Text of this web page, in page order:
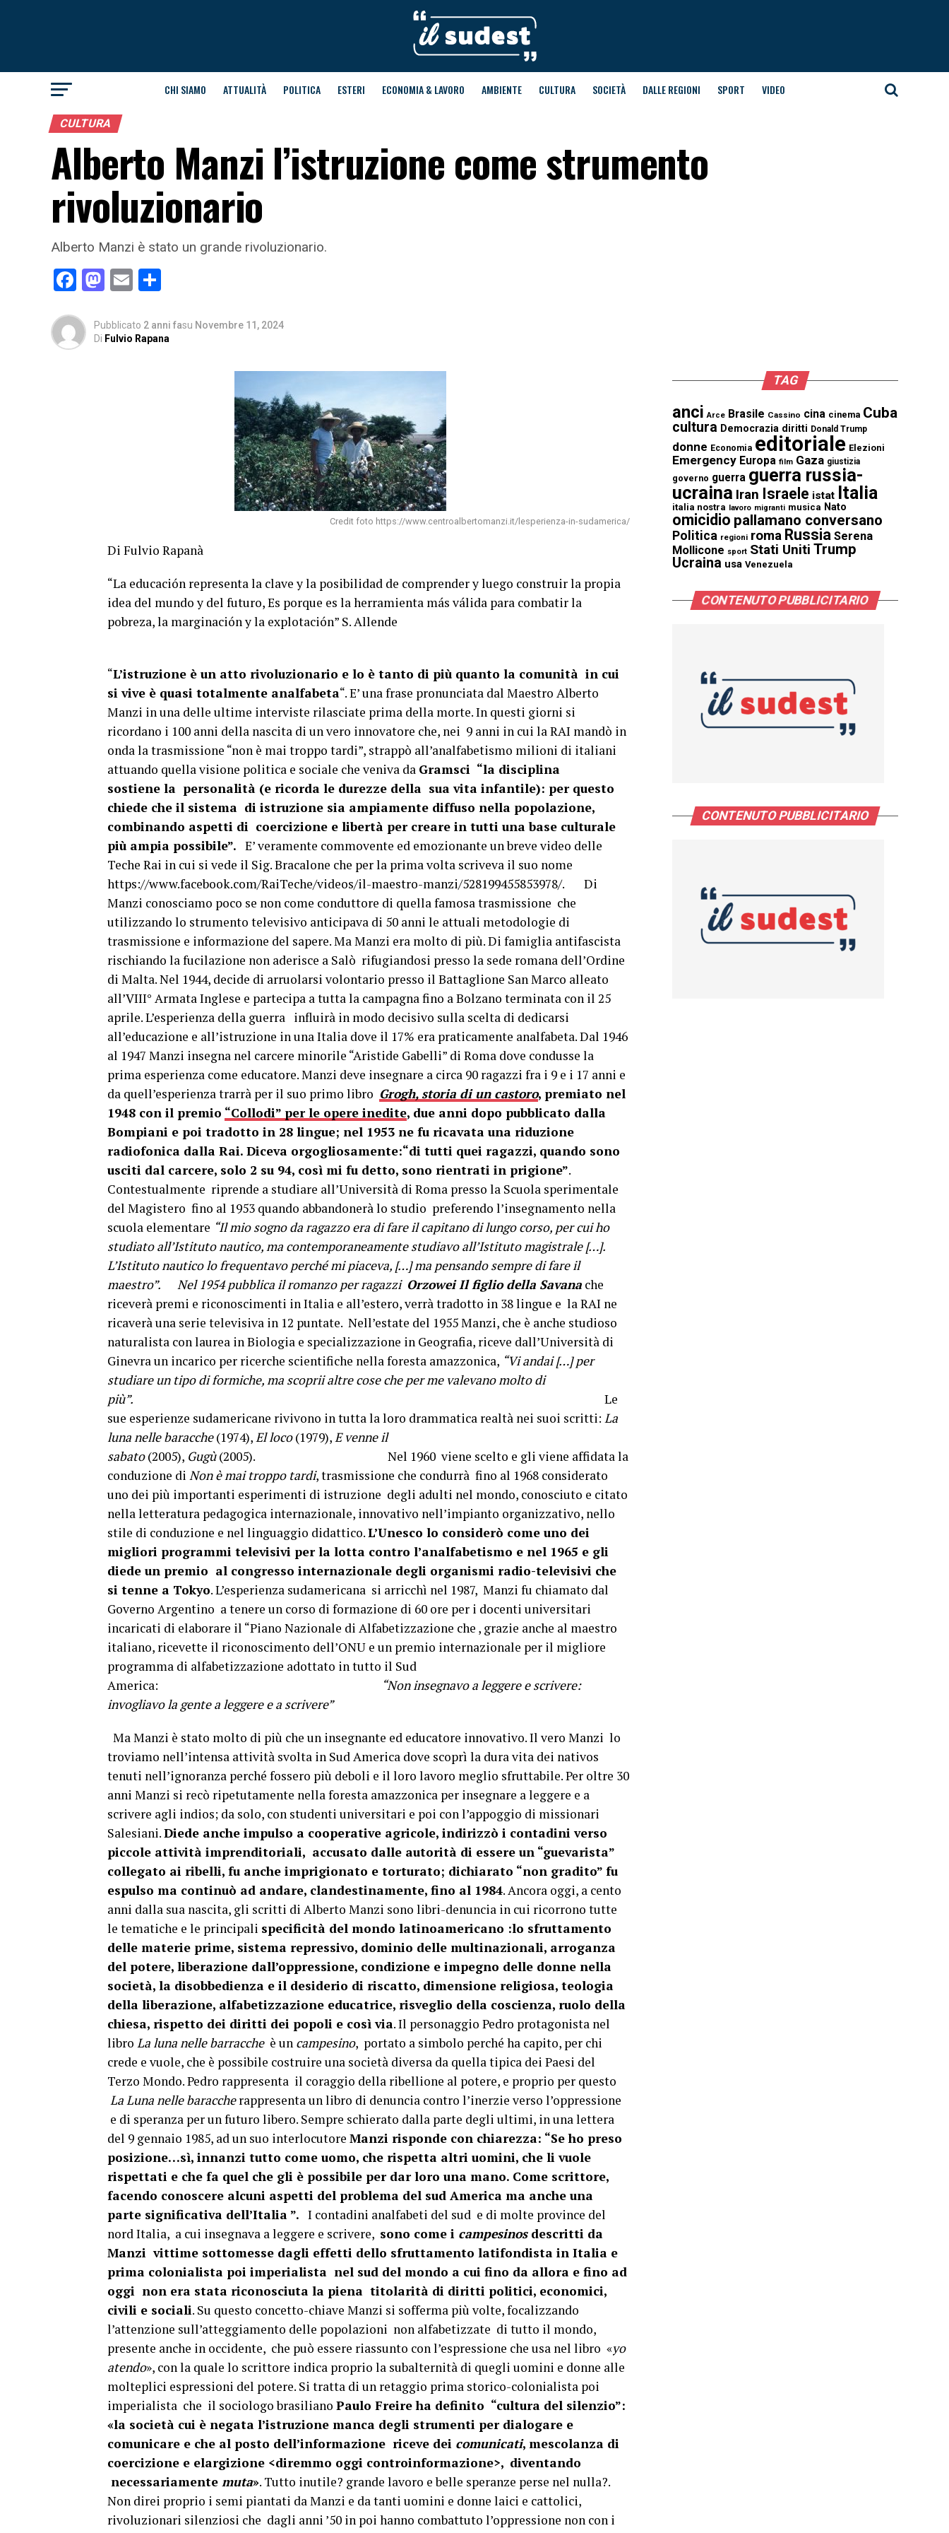
CHI SIAMO ATTUALITÀ POLITICA ESTERI ECONOMIA & LAVORO AMBIENTE CULTURA SOCIETÀ DALLE REGIONI SPORT VIDEO
CULTURA
Alberto Manzi l’istruzione come strumento
rivoluzionario
Alberto Manzi è stato un grande rivoluzionario.
Facebook
Mastodon
Email
Pubblicato 2 anni fasu Novembre 11, 2024
Di Fulvio Rapana
Credit foto https://www.centroalbertomanzi.it/lesperienza-in-sudamerica/
Di Fulvio Rapanà
“La educación representa la clave y la posibilidad de comprender y luego construir la propia
idea del mundo y del futuro, Es porque es la herramienta más válida para combatir la
pobreza, la marginación y la explotación” S. Allende
“L’istruzione è un atto rivoluzionario e lo è tanto di più quanto la comunità in cui
si vive è quasi totalmente analfabeta“. E’ una frase pronunciata dal Maestro Alberto
Manzi in una delle ultime interviste rilasciate prima della morte. In questi giorni si
ricordano i 100 anni della nascita di un vero innovatore che, nei 9 anni in cui la RAI mandò in
onda la trasmissione “non è mai troppo tardi”, strappò all’analfabetismo milioni di italiani
attuando quella visione politica e sociale che veniva da Gramsci “la disciplina
sostiene la personalità (e ricorda le durezze della sua vita infantile): per questo
chiede che il sistema di istruzione sia ampiamente diffuso nella popolazione,
combinando aspetti di coercizione e libertà per creare in tutti una base culturale
più ampia possibile”. E’ veramente commovente ed emozionante un breve video delle
Teche Rai in cui si vede il Sig. Bracalone che per la prima volta scriveva il suo nome
https://www.facebook.com/RaiTeche/videos/il-maestro-manzi/528199455853978/. Di
Manzi conosciamo poco se non come conduttore di quella famosa trasmissione che
utilizzando lo strumento televisivo anticipava di 50 anni le attuali metodologie di
trasmissione e informazione del sapere. Ma Manzi era molto di più. Di famiglia antifascista
rischiando la fucilazione non aderisce a Salò rifugiandosi presso la sede romana dell’Ordine
di Malta. Nel 1944, decide di arruolarsi volontario presso il Battaglione San Marco alleato
all’VIII° Armata Inglese e partecipa a tutta la campagna fino a Bolzano terminata con il 25
aprile. L’esperienza della guerra influirà in modo decisivo sulla scelta di dedicarsi
all’educazione e all’istruzione in una Italia dove il 17% era praticamente analfabeta. Dal 1946
al 1947 Manzi insegna nel carcere minorile “Aristide Gabelli” di Roma dove condusse la
prima esperienza come educatore. Manzi deve insegnare a circa 90 ragazzi fra i 9 e i 17 anni e
da quell’esperienza trarrà per il suo primo libro Grogh, storia di un castoro, premiato nel
1948 con il premio “Collodi” per le opere inedite, due anni dopo pubblicato dalla
Bompiani e poi tradotto in 28 lingue; nel 1953 ne fu ricavata una riduzione
radiofonica dalla Rai. Diceva orgogliosamente:“di tutti quei ragazzi, quando sono
usciti dal carcere, solo 2 su 94, così mi fu detto, sono rientrati in prigione”.
Contestualmente riprende a studiare all’Università di Roma presso la Scuola sperimentale
del Magistero fino al 1953 quando abbandonerà lo studio preferendo l’insegnamento nella
scuola elementare “Il mio sogno da ragazzo era di fare il capitano di lungo corso, per cui ho
studiato all’Istituto nautico, ma contemporaneamente studiavo all’Istituto magistrale […].
L’Istituto nautico lo frequentavo perché mi piaceva, […] ma pensando sempre di fare il
maestro”. Nel 1954 pubblica il romanzo per ragazzi Orzowei Il figlio della Savana che
riceverà premi e riconoscimenti in Italia e all’estero, verrà tradotto in 38 lingue e la RAI ne
ricaverà una serie televisiva in 12 puntate. Nell’estate del 1955 Manzi, che è anche studioso
naturalista con laurea in Biologia e specializzazione in Geografia, riceve dall’Università di
Ginevra un incarico per ricerche scientifiche nella foresta amazzonica, “Vi andai […] per
studiare un tipo di formiche, ma scoprii altre cose che per me valevano molto di
più”. Le
sue esperienze sudamericane rivivono in tutta la loro drammatica realtà nei suoi scritti: La
luna nelle baracche(1974),El loco(1979),E venne il
sabato(2005), Gugù(2005). Nel 1960 viene scelto e gli viene affidata la
conduzione di Non è mai troppo tardi, trasmissione che condurrà fino al 1968 considerato
uno dei più importanti esperimenti di istruzione degli adulti nel mondo, conosciuto e citato
nella letteratura pedagogica internazionale, innovativo nell’impianto organizzativo, nello
stile di conduzione e nel linguaggio didattico.L’Unesco lo considerò come uno dei
migliori programmi televisivi per la lotta contro l’analfabetismo e nel 1965 e gli
diede un premio al congresso internazionale degli organismi radio-televisivi che
si tenne a Tokyo. L’esperienza sudamericana si arricchì nel 1987, Manzi fu chiamato dal
Governo Argentino a tenere un corso di formazione di 60 ore per i docenti universitari
incaricati di elaborare il “Piano Nazionale di Alfabetizzazione che , grazie anche al maestro
italiano, ricevette il riconoscimento dell’ONU e un premio internazionale per il migliore
programma di alfabetizzazione adottato in tutto il Sud
America:
“Non insegnavo a leggere e scrivere:
invogliavo la gente a leggere e a scrivere”
Ma Manzi è stato molto di più che un insegnante ed educatore innovativo. Il vero Manzi lo
troviamo nell’intensa attività svolta in Sud America dove scoprì la dura vita dei nativos
tenuti nell’ignoranza perché fossero più deboli e il loro lavoro meglio sfruttabile. Per oltre 30
anni Manzi si recò ripetutamente nella foresta amazzonica per insegnare a leggere e a
scrivere agli indios; da solo, con studenti universitari e poi con l’appoggio di missionari
Salesiani.Diede anche impulso a cooperative agricole, indirizzò i contadini verso
piccole attività imprenditoriali, accusato dalle autorità di essere un “guevarista”
collegato ai ribelli, fu anche imprigionato e torturato; dichiarato “non gradito” fu
espulso ma continuò ad andare, clandestinamente, fino al 1984. Ancora oggi, a cento
anni dalla sua nascita, gli scritti di Alberto Manzi sono libri-denuncia in cui ricorrono tutte
le tematiche e le principali specificità del mondo latinoamericano :lo sfruttamento
delle materie prime, sistema repressivo, dominio delle multinazionali, arroganza
del potere, liberazione dall’oppressione, condizione e impegno delle donne nella
società, la disobbedienza e il desiderio di riscatto, dimensione religiosa, teologia
della liberazione, alfabetizzazione educatrice, risveglio della coscienza, ruolo della
chiesa, rispetto dei diritti dei popoli e così via. Il personaggio Pedro protagonista nel
libro La luna nelle barraccheè un campesino, portato a simbolo perché ha capito, per chi
crede e vuole, che è possibile costruire una società diversa da quella tipica dei Paesi del
Terzo Mondo. Pedro rappresenta il coraggio della ribellione al potere, e proprio per questo
La Luna nelle baraccherappresenta un libro di denuncia contro l’inerzie verso l’oppressione
e di speranza per un futuro libero. Sempre schierato dalla parte degli ultimi, in una lettera
del 9 gennaio 1985, ad un suo interlocutore Manzi risponde con chiarezza: “Se ho preso
posizione…sì, innanzi tutto come uomo, che rispetta altri uomini, che li vuole
rispettati e che fa quel che gli è possibile per dar loro una mano. Come scrittore,
facendo conoscere alcuni aspetti del problema del sud America ma anche una
parte significativa dell’Italia ”. I contadini analfabeti del sud e di molte province del
nord Italia, a cui insegnava a leggere e scrivere, sono come i campesinosdescritti da
Manzi vittime sottomesse dagli effetti dello sfruttamento latifondista in Italia e
prima colonialista poi imperialista nel sud del mondo a cui fino da allora e fino ad
oggi non era stata riconosciuta la piena titolarità di diritti politici, economici,
civili e sociali. Su questo concetto-chiave Manzi si sofferma più volte, focalizzando
l’attenzione sull’atteggiamento delle popolazioni non alfabetizzate di tutto il mondo,
presente anche in occidente, che può essere riassunto con l’espressione che usa nel libro «yo
atendo», con la quale lo scrittore indica proprio la subalternità di quegli uomini e donne alle
molteplici espressioni del potere. Si tratta di un retaggio prima storico-colonialista poi
imperialista che il sociologo brasiliano Paulo Freire ha definito “cultura del silenzio”:
«la società cui è negata l’istruzione manca degli strumenti per dialogare e
comunicare e che al posto dell’informazione riceve dei comunicati, mescolanza di
coercizione e elargizione <diremmo oggi controinformazione>, diventando
necessariamente muta». Tutto inutile? grande lavoro e belle speranze perse nel nulla?.
Non direi proprio i semi piantati da Manzi e da tanti uomini e donne laici e cattolici,
rivoluzionari silenziosi che dagli anni ’50 in poi hanno combattuto l’oppressione non con i
TAG
anci Arce Brasile Cassino cina cinema Cuba
cultura Democrazia diritti Donald Trump
donne Economia editoriale Elezioni
Emergency Europa film Gaza giustizia
governo guerra guerra russia-
ucraina Iran Israele istat Italia
italia nostra lavoro migranti musica Nato
omicidio pallamano conversano
Politica regioni roma Russia Serena
Mollicone sport Stati Uniti Trump
Ucraina usa Venezuela
CONTENUTO PUBBLICITARIO
CONTENUTO PUBBLICITARIO